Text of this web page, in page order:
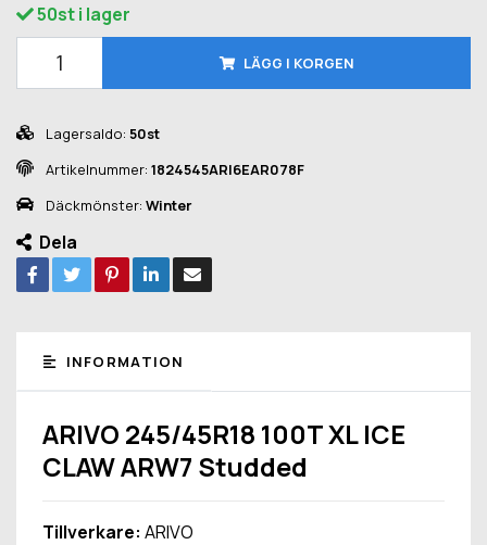
50st i lager
LÄGG I KORGEN
Lagersaldo: 50st
Artikelnummer: 1824545ARI6EAR078F
Däckmönster: Winter
Dela
INFORMATION
ARIVO 245/45R18 100T XL ICE
CLAW ARW7 Studded
Tillverkare: ARIVO